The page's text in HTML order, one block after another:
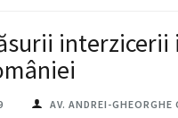
AV. ANDREI-GHEORGHE